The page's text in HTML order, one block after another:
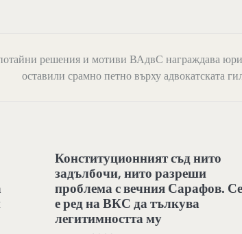
решения и мотиви ВАдвС награждава
оставили срамно петно върху адвокатската
Конституционният съд нито
задълбочи, нито разреши
проблема с вечния Сарафов.
е ред на ВКС да тълкува
легитимността му